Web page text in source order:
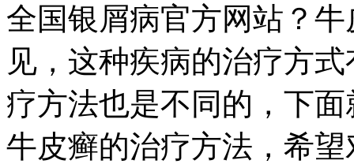
全国银屑病官方网站？
见，这种疾病的治疗方
疗方法也是不同的，下
牛皮癣的治疗方法，希